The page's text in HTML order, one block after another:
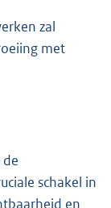
zal
met
schakel in
en